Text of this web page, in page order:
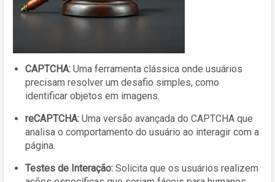
CAPTCHA: Uma ferramenta clássica onde usuários
precisam resolver um desafio simples, como
identificar objetos em imagens.
reCAPTCHA: Uma versão avançada do CAPTCHA que
analisa o comportamento do usuário ao interagir com a
página.
Testes de Interação: Solicita que os usuários realizem